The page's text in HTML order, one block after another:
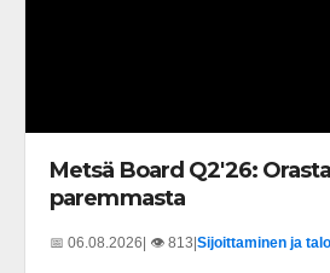
Metsä Board Q2'26:
paremmasta
📅 06.08.2026| 👁️ 813|Sijoittaminen ja